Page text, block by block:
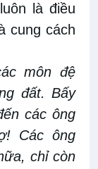
là điều
cung cách
môn đệ
đất. Bấy
các ông
Các ông
chỉ còn